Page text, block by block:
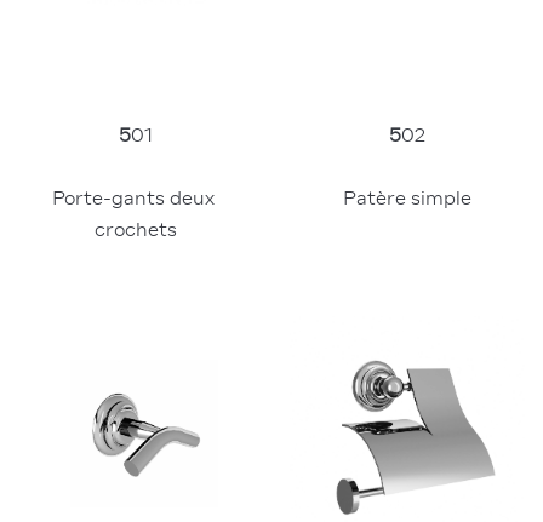
501
Porte-gants deux
crochets
502
Patère simple